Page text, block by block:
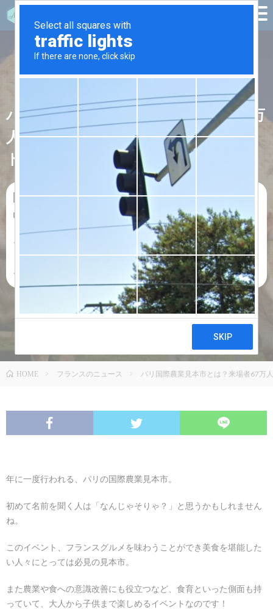
パリ国際農業見本市とは？来場者67万
人以上の美食も楽しめる注目イベン
ト！
2019.02.24
フランスのニュース
,グルメ,パリ,パリ国際
農業見本市
フランス,フラン
ス食文化,国際,農業,農業見本市,酪農,食,
食品
HOME フランスのニュース パリ国際農業見本市とは？来場者67万
年に一度行われる、パリの国際農業見本市。
初めて名前を聞く人は「なんじゃそりゃ？」と思うかもしれません
ね。
このイベント、フランスグルメを味わうことができ美食を堪能した
い人々にとっては必見の見本市。
また農業や食への意識改善にも役立つなど、食育といった側面も持
っていて、大人から子供まで楽しめるイベントなのです！